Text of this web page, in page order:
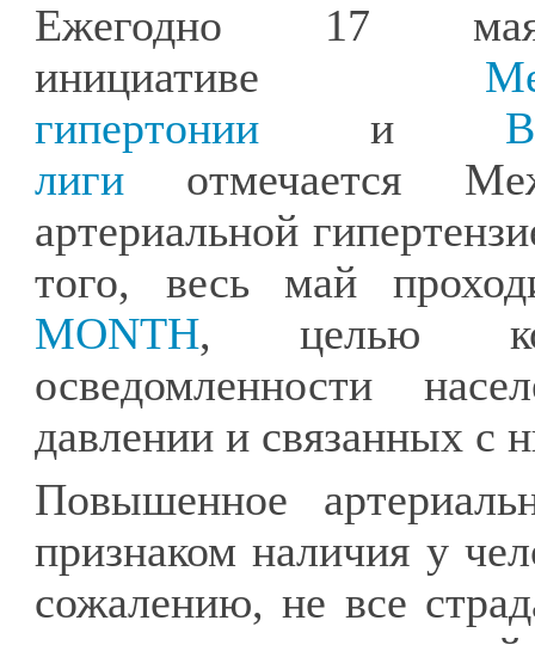
Ежегодно 17
инициативе
гипертонии и
лиги отмечается
артериальной
того, весь май
MONTH, целью
осведомленности
давлении и связанных с
Повышенное
признаком наличия у
сожалению, не все